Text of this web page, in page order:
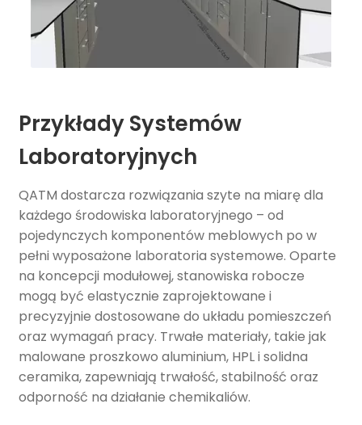
Przykłady Systemów
Laboratoryjnych
QATM dostarcza rozwiązania szyte na miarę dla
każdego środowiska laboratoryjnego – od
pojedynczych komponentów meblowych po w
pełni wyposażone laboratoria systemowe. Oparte
na koncepcji modułowej, stanowiska robocze
mogą być elastycznie zaprojektowane i
precyzyjnie dostosowane do układu pomieszczeń
oraz wymagań pracy. Trwałe materiały, takie jak
malowane proszkowo aluminium, HPL i solidna
ceramika, zapewniają trwałość, stabilność oraz
odporność na działanie chemikaliów.